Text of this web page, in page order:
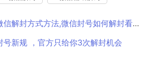
封方式方法,微信封号如何解封看这里就对了
号新规 ，官方只给你3次解封机会